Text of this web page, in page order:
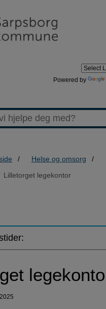
Powered by
Helse og omsorg
Lilletorget legekontor